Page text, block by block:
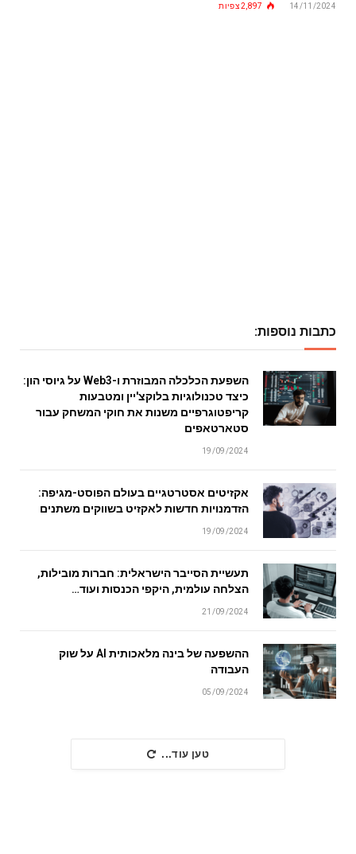
14/11/2024
2,897 צפיות
כתבות נוספות:
השפעת הכלכלה המבוזרת ו-Web3 על גיוסי הון:
כיצד טכנולוגיות בלוקצ'יין ומטבעות
קריפטוגרפיים משנות את חוקי המשחק עבור
סטארטאפים
19/09/2024
אקזיטים אסטרטגיים בעולם הפוסט-מגיפה:
הזדמנויות חדשות לאקזיט בשווקים משתנים
19/09/2024
תעשיית הסייבר הישראלית: חברות מובילות,
הצלחה עולמית, היקפי הכנסות ועוד…
21/09/2024
ההשפעה של בינה מלאכותית AI על שוק
העבודה
05/09/2024
טען עוד...